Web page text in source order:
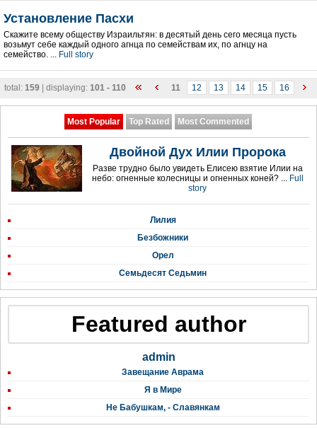
Установление Пасхи
Скажите всему обществу Израильтян: в десятый день сего месяца пусть
возьмут себе каждый одного агнца по семействам их, по агнцу на
семейство. ... Full story
11 12 13 14 15 16
total: 159 | displaying: 101 - 110
Most Popular Top Rated Most Commented
Двойной Дух Илии Пророка
Разве трудно было увидеть Елисею взятие Илии на
небо: огненные колесницы и огненных коней? ... Full
story
Лилия
Безбожники
Орел
Семьдесят Седьмин
Featured author
admin
Завещание Аврама
Я в Мире
Не Бабушкам, - Славянкам